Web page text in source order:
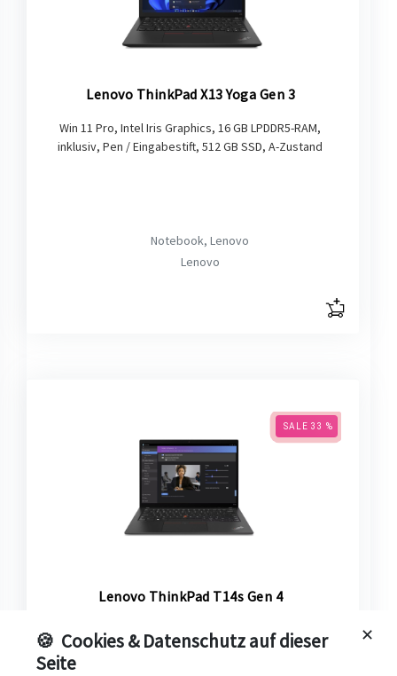
Lenovo ThinkPad X13 Yoga Gen 3
Win 11 Pro, Intel Iris Graphics, 16 GB LPDDR5-RAM,
inklusiv, Pen / Eingabestift, 512 GB SSD, A-Zustand
Notebook, Lenovo
Lenovo
SALE 33 %
Lenovo ThinkPad T14s Gen 4
Win 11 Pro, 14", 512 GB SSD, Intel Iris Graphics, 32 GB
LPDDR5X-RAM, Intel® Core™ i7-1370P ..., A-Zustand
✕
🍪 Cookies & Datenschutz auf dieser
Seite